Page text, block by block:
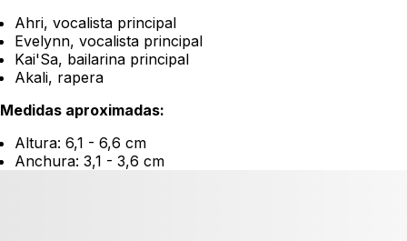
Ahri, vocalista principal
Evelynn, vocalista principal
Kai'Sa, bailarina principal
Akali, rapera
Medidas aproximadas:
Altura: 6,1 - 6,6 cm
Anchura: 3,1 - 3,6 cm